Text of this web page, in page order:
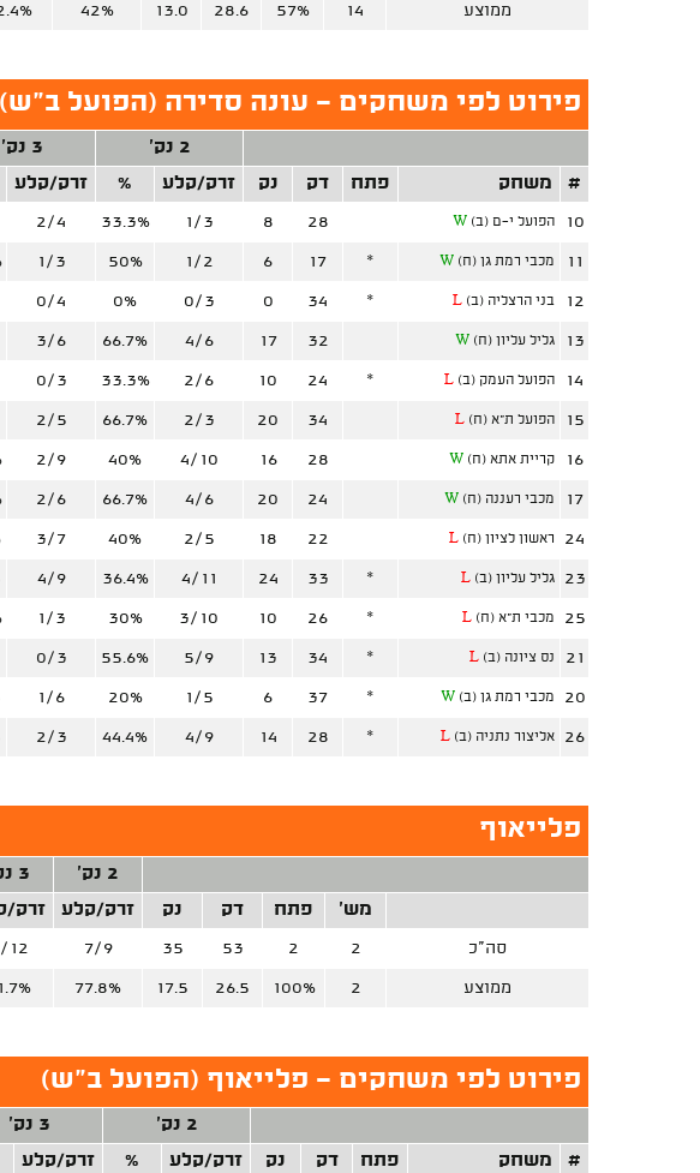
ממוצע 14
57%
28.6
13.0
42%
פירוט לפי משחקים - עונה סדירה (הפועל ב"ש)
2 נק' 3 נק'
#
משחק פתח דק נק זרק/קלע % זרק/קלע
10 הפועל י-ם (ב) W
28
8
1/3
33.3%
2/4
11 מכבי רמת גן (ח) W
*
17
6
1/2
50%
1/3
12 בני הרצליה (ב) L
*
34
0
0/3
0%
0/4
13 גליל עליון (ח) W
32
17
4/6
66.7%
3/6
14 הפועל העמק (ב) L
*
24
10
2/6
33.3%
0/3
15 הפועל ת"א (ח) L
34
20
2/3
66.7%
2/5
16 קריית אתא (ח) W
28
16
4/10
40%
2/9
17 מכבי רעננה (ח) W
24
20
4/6
66.7%
2/6
24 ראשון לציון (ח) L
22
18
2/5
40%
3/7
23 גליל עליון (ב) L
*
33
24
4/11
36.4%
4/9
25 מכבי ת"א (ח) L
*
26
10
3/10
30%
1/3
21 נס ציונה (ב) L
*
34
13
5/9
55.6%
0/3
20 מכבי רמת גן (ב) W
*
37
6
1/5
20%
1/6
26 אליצור נתניה (ב) L
*
28
14
4/9
44.4%
2/3
פלייאוף
2 נק' 3 נק'
מש'
פתח דק נק זרק/קלע זרק/
סה"כ 2
2
53
35
7/9
12
ממוצע 2
100%
26.5
17.5
77.8%
פירוט לפי משחקים - פלייאוף (הפועל ב"ש)
2 נק' 3 נק'
#
משחק פתח דק נק זרק/קלע % זרק/קלע